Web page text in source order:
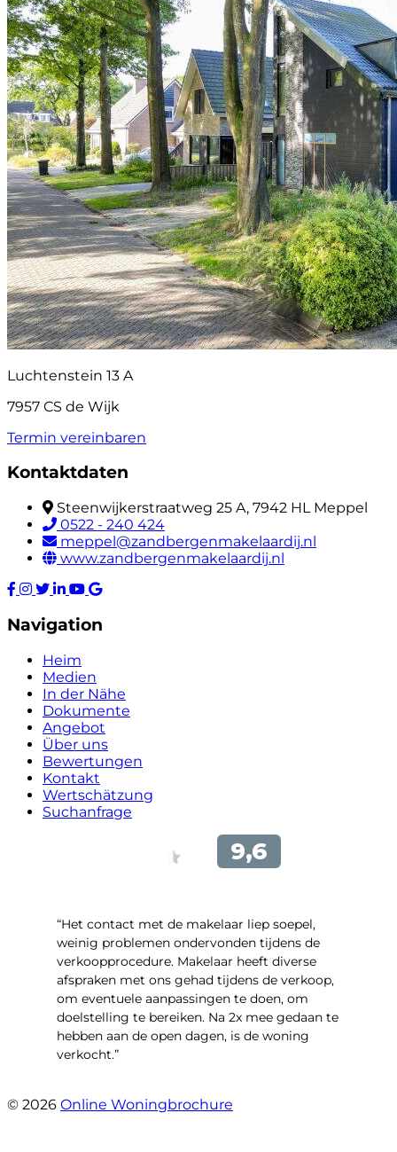
Luchtenstein 13 A
7957 CS de Wijk
Termin vereinbaren
Kontaktdaten
Steenwijkerstraatweg 25 A, 7942 HL Meppel
0522 - 240 424
meppel@zandbergenmakelaardij.nl
www.zandbergenmakelaardij.nl
Navigation
Heim
Medien
In der Nähe
Dokumente
Angebot
Über uns
Bewertungen
Kontakt
Wertschätzung
Suchanfrage
“Het contact met de makelaar liep soepel,
weinig problemen ondervonden tijdens de
verkoopprocedure. Makelaar heeft diverse
afspraken met ons gehad tijdens de verkoop,
om eventuele aanpassingen te doen, om
doelstelling te bereiken. Na 2x mee gedaan te
hebben aan de open dagen, is de woning
verkocht.”
© 2026 Online Woningbrochure